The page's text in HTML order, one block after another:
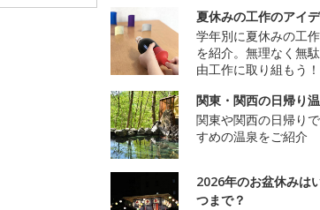
夏休みの工作のアイ
学年別に夏休みの工
を紹介。無理なく無
由工作に取り組もう！
関東・関西の日帰り
関東や関西の日帰り
すめの温泉をご紹介
2026年のお盆休みは
つまで？